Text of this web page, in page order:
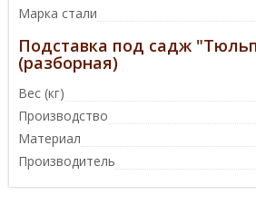
Марка стали
Подставка под садж
(разборная)
Вес (кг)
Производство
Материал
Производитель